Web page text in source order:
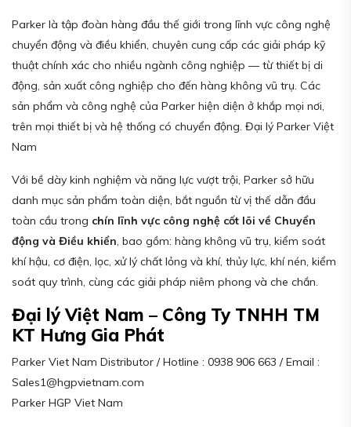
Parker là tập đoàn hàng đầu thế giới trong lĩnh vực công nghệ
chuyển động và điều khiển, chuyên cung cấp các giải pháp kỹ
thuật chính xác cho nhiều ngành công nghiệp — từ thiết bị di
động, sản xuất công nghiệp cho đến hàng không vũ trụ. Các
sản phẩm và công nghệ của Parker hiện diện ở khắp mọi nơi,
trên mọi thiết bị và hệ thống có chuyển động. Đại lý Parker Việt
Nam
Với bề dày kinh nghiệm và năng lực vượt trội, Parker sở hữu
danh mục sản phẩm toàn diện, bắt nguồn từ vị thế dẫn đầu
toàn cầu trong chín lĩnh vực công nghệ cốt lõi về Chuyển
động và Điều khiển, bao gồm: hàng không vũ trụ, kiểm soát
khí hậu, cơ điện, lọc, xử lý chất lỏng và khí, thủy lực, khí nén, kiểm
soát quy trình, cùng các giải pháp niêm phong và che chắn.
Đại lý Việt Nam – Công Ty TNHH TM
KT Hưng Gia Phát
Parker Viet Nam Distributor / Hotline : 0938 906 663 / Email :
Sales1@hgpvietnam.com
Parker HGP Viet Nam